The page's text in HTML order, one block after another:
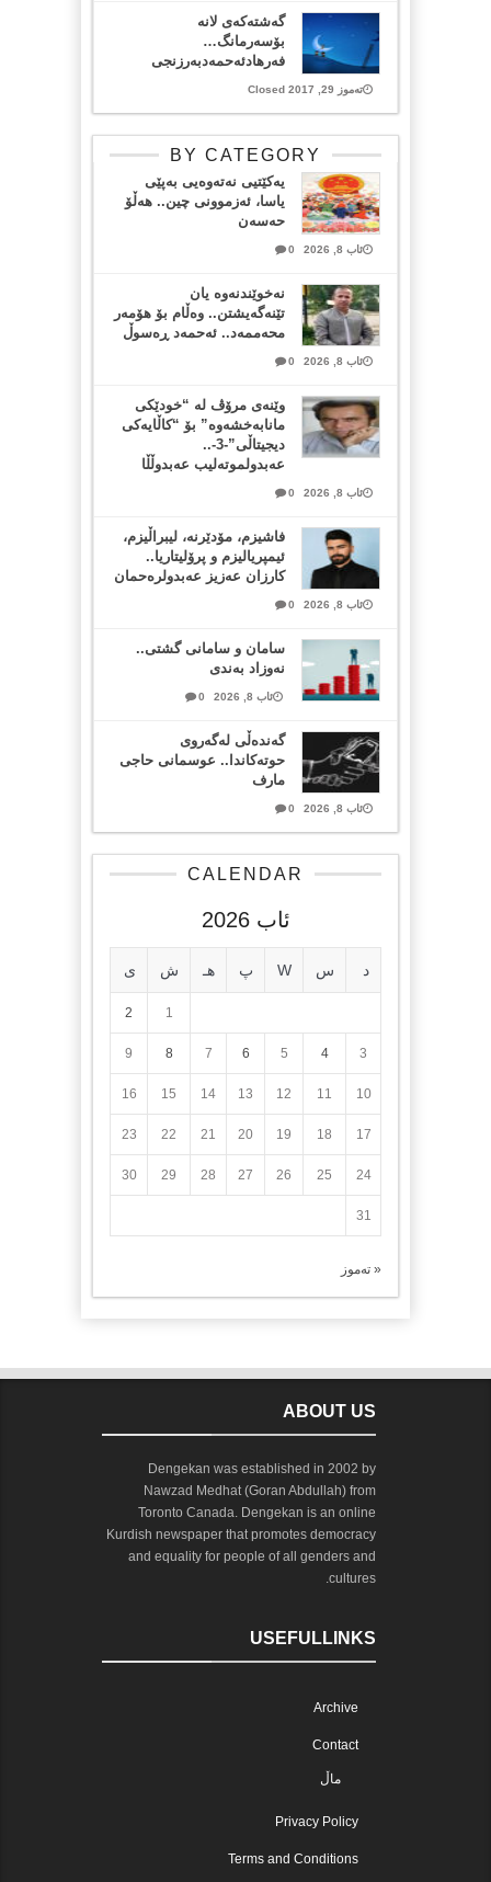
گه‌شته‌كه‌ی لانه‌
بۆسه‌رمانگ…
فه‌رهادئه‌حمه‌دبه‌رزنجی
تەموز 29, 2017 Closed
BY CATEGORY
یەکێتیی نەتەوەیی بەپێی
یاسا، ئەزموونی چین.. هەڵۆ
حەسەن
ئاب 8, 2026 0
نەخوێندنەوە یان
تێنەگەیشتن.. وەڵام بۆ هۆمەر
محەممەد.. ئەحمەد ڕەسوڵ
ئاب 8, 2026 0
وێنەی مرۆڤ لە “خودێکی
مانابەخشەوە” بۆ “کاڵایەکی
دیجیتاڵی”-3-..
عەبدولموتەلیب عەبدوڵڵا
ئاب 8, 2026 0
فاشیزم، مۆدێرنە، لیبراڵیزم،
ئیمپریالیزم و پرۆلیتاریا..
کارزان عەزیز عەبدولرەحمان
ئاب 8, 2026 0
سامان و سامانی گشتی..
نەوزاد بەندی
ئاب 8, 2026 0
گەندەڵی لەگەروی
حوتەکاندا.. عوسمانی حاجی
مارف
ئاب 8, 2026 0
CALENDAR
ئاب 2026
د س W پ هـ ش ی
1
2
3
4
5
6
7
8
9
10
11
12
13
14
15
16
17
18
19
20
21
22
23
24
25
26
27
28
29
30
31
« تەموز
ABOUT US
Dengekan was established in 2002 by
Nawzad Medhat (Goran Abdullah) from
Toronto Canada. Dengekan is an online
Kurdish newspaper that promotes democracy
and equality for people of all genders and
cultures.
USEFULLINKS
Archive
Contact
ماڵ
Privacy Policy
Terms and Conditions